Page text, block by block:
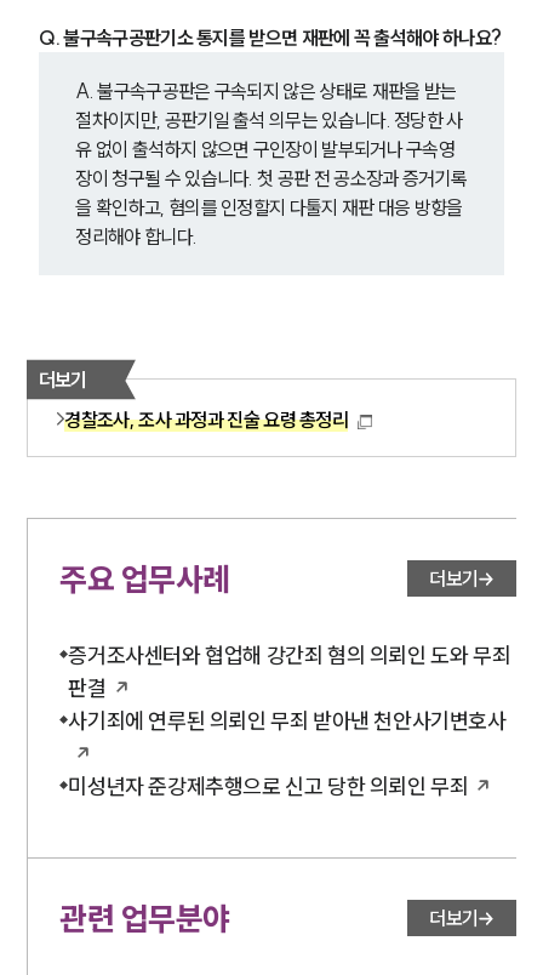
Q. 불구속구공판기소 통지를 받으면 재판에 꼭 출석해야 하나요?
A. 불구속구공판은 구속되지 않은 상태로 재판을 받는
절차이지만, 공판기일 출석 의무는 있습니다. 정당한 사
유 없이 출석하지 않으면 구인장이 발부되거나 구속영
장이 청구될 수 있습니다. 첫 공판 전 공소장과 증거기록
을 확인하고, 혐의를 인정할지 다툴지 재판 대응 방향을
정리해야 합니다.
더보기
경찰조사, 조사 과정과 진술 요령 총정리
주요 업무사례 더보기
증거조사센터와 협업해 강간죄 혐의 의뢰인 도와 무죄
판결
사기죄에 연루된 의뢰인 무죄 받아낸 천안사기변호사
미성년자 준강제추행으로 신고 당한 의뢰인 무죄
관련 업무분야 더보기